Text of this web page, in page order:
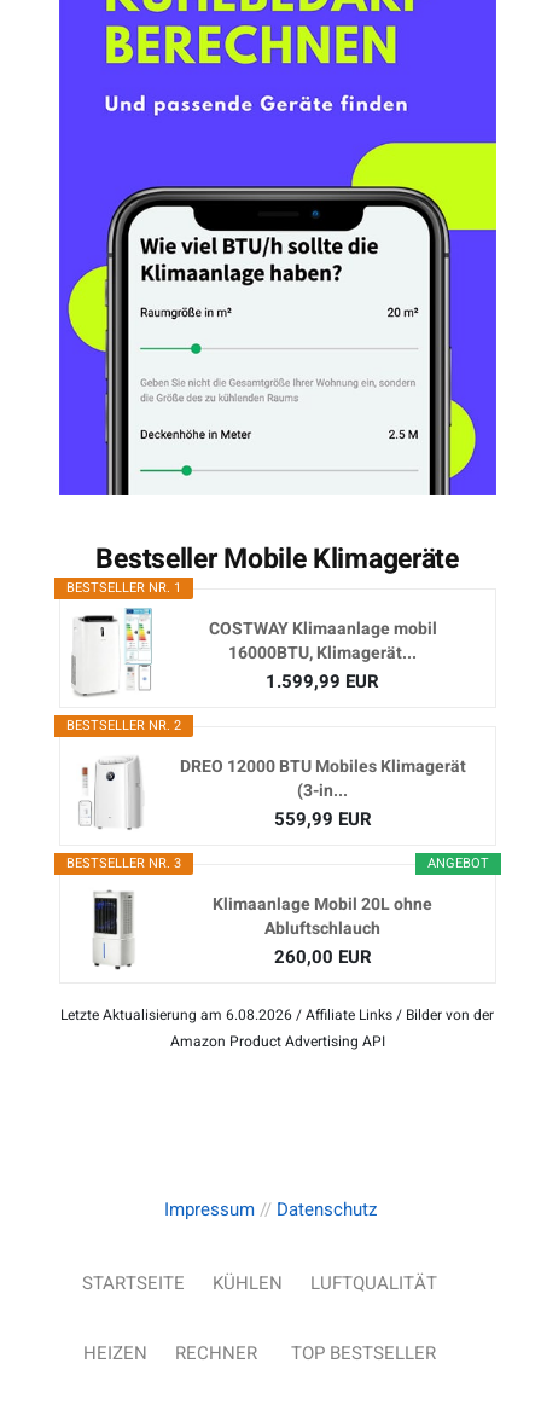
Bestseller Mobile Klimageräte
BESTSELLER NR. 1
COSTWAY Klimaanlage mobil
16000BTU, Klimagerät...
1.599,99 EUR
BESTSELLER NR. 2
DREO 12000 BTU Mobiles Klimagerät
(3-in...
559,99 EUR
ANGEBOT
BESTSELLER NR. 3
Klimaanlage Mobil 20L ohne
Abluftschlauch
260,00 EUR
Letzte Aktualisierung am 6.08.2026 / Affiliate Links / Bilder von der
Amazon Product Advertising API
Impressum// Datenschutz
STARTSEITE KÜHLEN LUFTQUALITÄT
HEIZEN RECHNER TOP BESTSELLER